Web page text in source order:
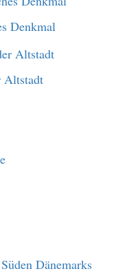
Denkmal
Altstadt